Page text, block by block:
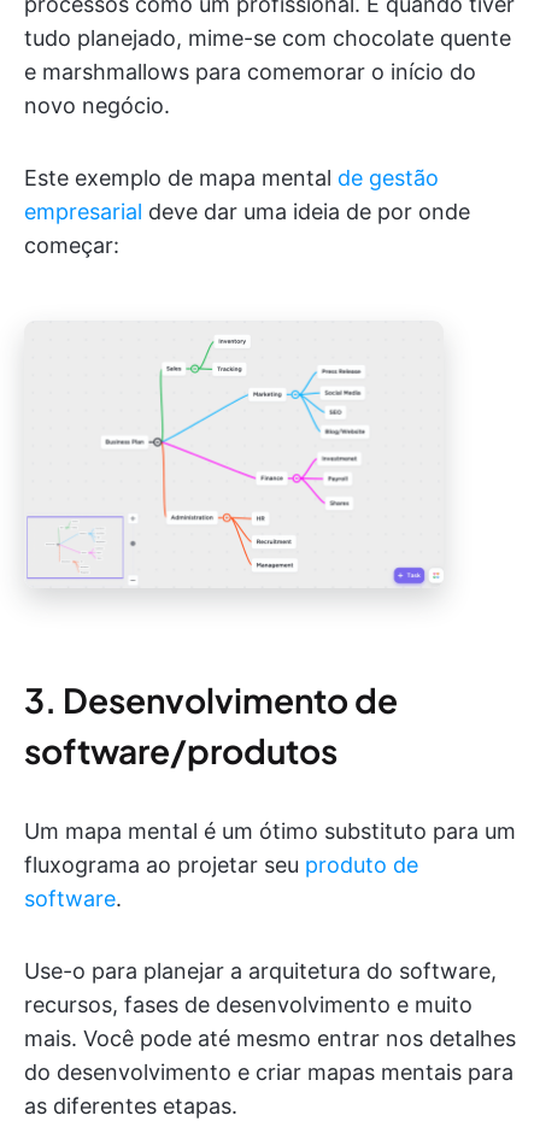
tudo planejado, mime-se com chocolate quente
e marshmallows para comemorar o início do
novo negócio.
Este exemplo de mapa mental de gestão
empresarial deve dar uma ideia de por onde
começar:
3. Desenvolvimento de
software/produtos
Um mapa mental é um ótimo substituto para um
fluxograma ao projetar seu produto de
software.
Use-o para planejar a arquitetura do software,
recursos, fases de desenvolvimento e muito
mais. Você pode até mesmo entrar nos detalhes
do desenvolvimento e criar mapas mentais para
as diferentes etapas.